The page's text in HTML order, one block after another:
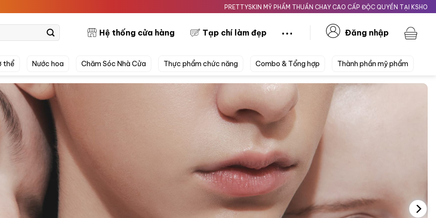
PRETTYSKIN MỸ PHẨM THUẦN CHAY CAO CẤP ĐỘC QUYỀN TẠI KSHOPBEAUTY.VN
Hệ thống cửa hàng Tạp chí làm đẹp Đăng nhập
thể Nước hoa Chăm Sóc Nhà Cửa Thực phẩm chức năng Combo & Tổng hợp Thành phần mỹ phẩm